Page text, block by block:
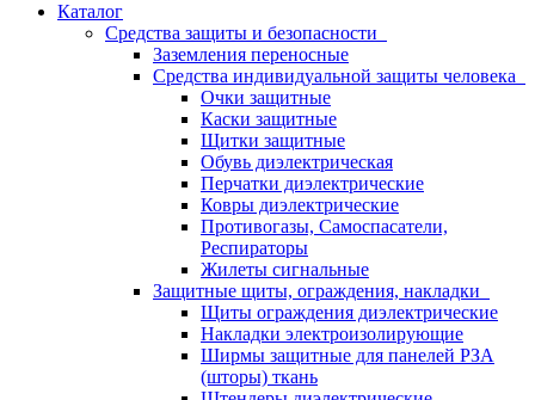
Каталог
Средства защиты и безопасности
Заземления переносные
Средства индивидуальной защиты человека
Очки защитные
Каски защитные
Щитки защитные
Обувь диэлектрическая
Перчатки диэлектрические
Ковры диэлектрические
Противогазы, Самоспасатели,
Респираторы
Жилеты сигнальные
Защитные щиты, ограждения, накладки
Щиты ограждения диэлектрические
Накладки электроизолирующие
Ширмы защитные для панелей РЗА
(шторы) ткань